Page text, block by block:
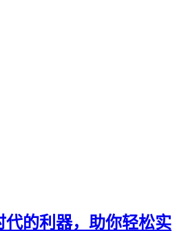
代的利器，助你轻松实